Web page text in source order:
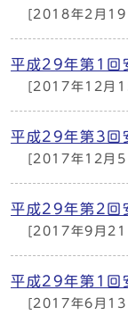
[2018年2月19
平成29年第1回
[2017年12月
平成29年第3回
[2017年12月5
平成29年第2回
[2017年9月21
平成29年第1回
[2017年6月13